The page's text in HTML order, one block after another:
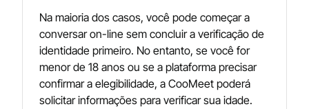
Na maioria dos casos, você pode começar a
conversar on-line sem concluir a verificação de
identidade primeiro. No entanto, se você for
menor de 18 anos ou se a plataforma precisar
confirmar a elegibilidade, a CooMeet poderá
solicitar informações para verificar sua idade.